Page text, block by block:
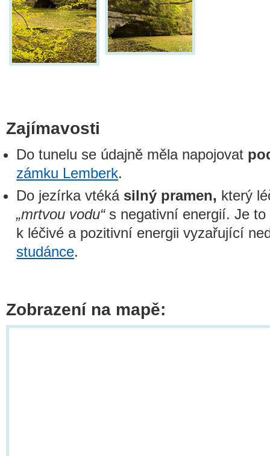
Zajímavosti
Do tunelu se údajně měla napojovat
zámku Lemberk.
Do jezírka vtéká silný pramen, který
„mrtvou vodu“s negativní energií. Je
k léčivé a pozitivní energii vyzařující
studánce.
Zobrazení na mapě: